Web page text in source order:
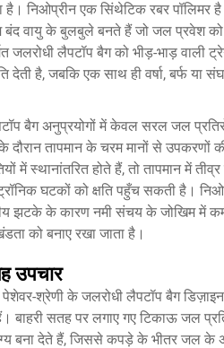
निओप्रीन एक सिंथेटिक रबर पॉलिमर
बंद वायु के बुलबुले बनते हैं जो जल प्रवेश
जलरोधी लैपटॉप बैग को भीड़-भाड़ वाली
देती है, जबकि एक साथ ही वर्षा, बर्फ
बैग अनुप्रयोगों में केवल सरल जल
तापमान के चरम मानों से उपकरणों
में स्थानांतरित होते हैं, तो तापमान में
घटकों को क्षति पहुँच सकती है।
झटके के कारण नमी संचय के जोखिम में
को बनाए रखा जाता है।
उपचार
श्रेणी के जलरोधी लैपटॉप बैग
बाहरी सतह पर लगाए गए टिकाऊ जल
बना देते हैं, जिससे कपड़े के भीतर जल के